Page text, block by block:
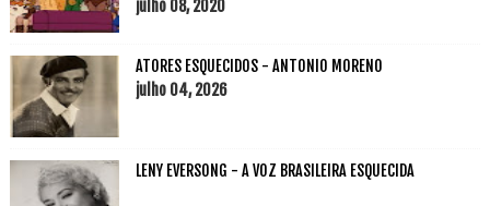
julho 08, 2020
ATORES ESQUECIDOS - ANTONIO MORENO
julho 04, 2026
LENY EVERSONG - A VOZ BRASILEIRA ESQUECIDA